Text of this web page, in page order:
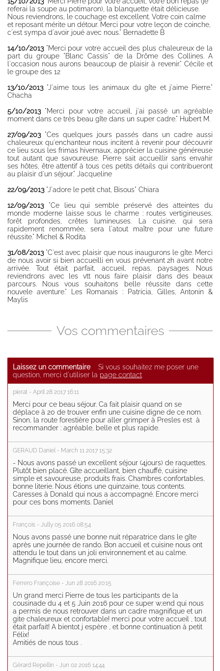
referai la soupe au potimaron), la blanquette était délicieuse.
Nous reviendrons, le couchage est excellent. Votre coin calme
et reposant mérite un détour. Merci pour votre leçon de coinche,
c'est sympa d'avoir joué avec nous." Bernadette B
14/10/2013"Merci pour votre accueil des plus chaleureux de la
part du groupe "Blanc Cassis" de la Drôme des Collines. A
l'occasion nous aurons beaucoup de plaisir à revenir." Cécile et
le groupe des 12
13/10/2013"J'aime tous les animaux du gîte et j'aime Pierre."
Chacha
5/10/2013"Merci pour votre accueil, j'ai passé un agréable
moment dans ce très beau gîte dans un super cadre." Hubert M.
27/09/203"Ces quelques jours passés dans un cadre aussi
chaleureux qu'enchanteur nous incitent à revenir pour découvrir
ce lieu sous les frimas hivernaux, apprécier la cuisine généreuse
tout autant que savoureuse. Pierre sait accueillir sans envahir
ses hôtes, être attentif à tous ces petits détails qui contribueront
au plaisir d'un séjour." Jacqueline
22/09/2013"J'adore le petit chat, Bisous" Chiara
12/09/2013"Ce lieu qui semble préservé des atteintes du
monde moderne laisse sous le charme : routes vertigineuses,
forêt profondes, crêtes lumineuses. La cuisine, qui sera
rapidement renommée, sera l'atout maître pour une future
réussite." Michel & Rodita
31/08/2013"C'est avec plaisir que nous inaugurons le gîte. Merci
de nous avoir si bien accueilli en vous prévenant 2h avant notre
arrivée. Tout était parfait, accueil, repas, paysages. Nous
reviendrons avec les vtt nous faire plaisir dans des beaux
parcours. Nous vous souhaitons belle réussite dans cette
nouvele aventure." Les Romanais : Patricia, Gilles, Antonin &
Maylis
Vos commentaires
Laissez un commentaireSi vous souhaitez me poser une
question, merci d'utiliser la page contact
pierat - April 28 2017 16:11
Merci pour ce beau séjour. Ca fait plaisir quand on se
déplace à 20 de trouver enfin une cuisine digne de ce nom.
Sinon, la route forestière pour aller grimper à Presles est à
recommander : agréable, belle et plus rapide.
GERAUD Daniel - March 11 2017 15:32
- Nous avons passé un excellent séjour (4jours) de raquettes.
Plutôt bien placé. Gîte accueillant, bien chauffé, cuisine
simple et savoureuse, produits frais. Chambres confortables,
bonne literie. Nous étions une quinzaine, tous contents.
Caresses à Donald qui nous a accompagné. Encore merci
pour ces bons moments. Daniel
François - Jully 05 2016 08:54
Nous avons passé une bonne nuit réparatrice dans le gîte
après une journée de rando. Bon accueil et cuisine nous ont
attendu le tout dans un joli environnement et au calme.
Magnifique lieu, encore merci.
Ferrero Françoise - Jun 28 2016 20:15
Un grand merci Pierre de tous les participants de la
cousinade du 4 et 5 Juin 2016 pour ce super w;end qui nous
a permis de nous retrouver dans un cadre magnifique et un
gite chaleureux et confortable! merci pour votre accueil , tout
était parfait! A bientot j espère , et bonne continuation à petit
Félix!
Amitiés de nous tous .
Gérard Repellin - Jun 02 2016 14:44